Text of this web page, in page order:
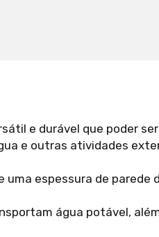
e durável que poder
e outras atividades
espessura de parede
água potável,